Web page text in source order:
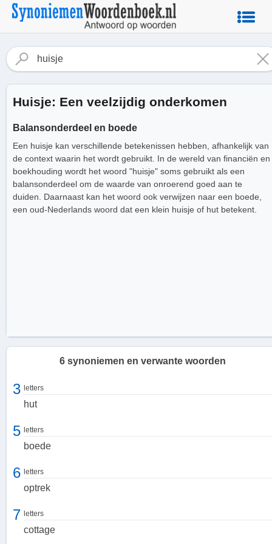
Huisje: Een veelzijdig onderkomen
Balansonderdeel en boede
Een huisje kan verschillende betekenissen hebben, afhankelijk van
de context waarin het wordt gebruikt. In de wereld van financiën en
boekhouding wordt het woord "huisje" soms gebruikt als een
balansonderdeel om de waarde van onroerend goed aan te
duiden. Daarnaast kan het woord ook verwijzen naar een boede,
een oud-Nederlands woord dat een klein huisje of hut betekent.
Cottage en deel van gebouw
Een huisje kan ook worden geassocieerd met een cottage, een
6 synoniemen en verwante woorden
3 letters
hut
5 letters
boede
6 letters
optrek
7 letters
cottage